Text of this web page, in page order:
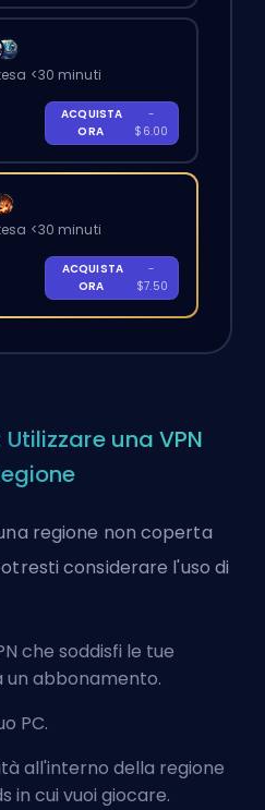
<30 minuti
ACQUISTA
ORA
-
$6.00
<30 minuti
ACQUISTA
ORA
-
$7.50
una VPN
regione non coperta
considerare l'uso di
che soddisfi le tue
un abbonamento.
PC.
all'interno della regione
in cui vuoi giocare.